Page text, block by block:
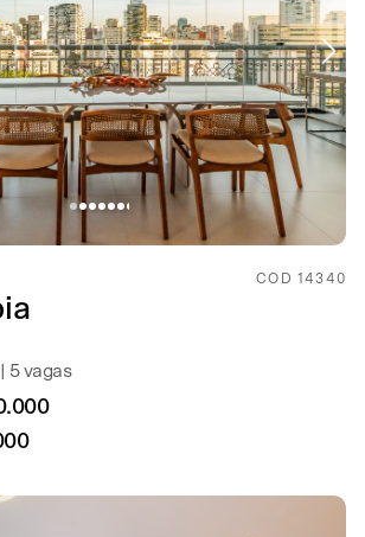
COD 14340
5 vagas